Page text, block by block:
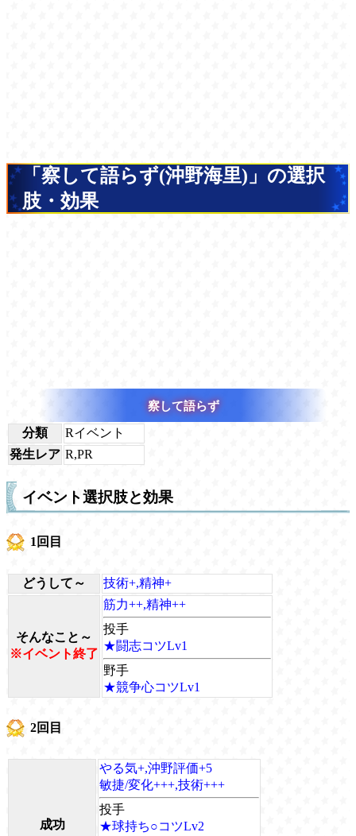
「察して語らず(沖野海里)」の選択
肢・効果
察して語らず
分類
Rイベント
発生レア R,PR
イベント選択肢と効果
1回目
どうして～ 技術+,精神+
そんなこと～
※イベント終了
筋力++,精神++
投手
★闘志コツLv1
野手
★競争心コツLv1
2回目
成功
やる気+,沖野評価+5
敏捷/変化+++,技術+++
投手
★球持ち○コツLv2